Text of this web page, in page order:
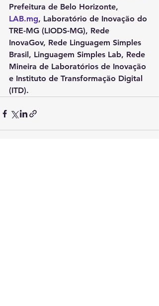
Prefeitura de Belo Horizonte,
LAB.mg, Laboratório de Inovação do
TRE-MG (LIODS-MG), Rede
InovaGov, Rede Linguagem Simples
Brasil, Linguagem Simples Lab, Rede
Mineira de Laboratórios de Inovação
e Instituto de Transformação Digital
(ITD).